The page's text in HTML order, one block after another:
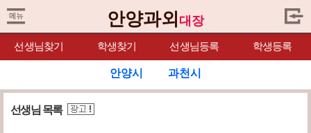
안양과외 대장
선생님찾기 학생찾기 선생님등록 학생등록
안양시 과천시
선생님 목록